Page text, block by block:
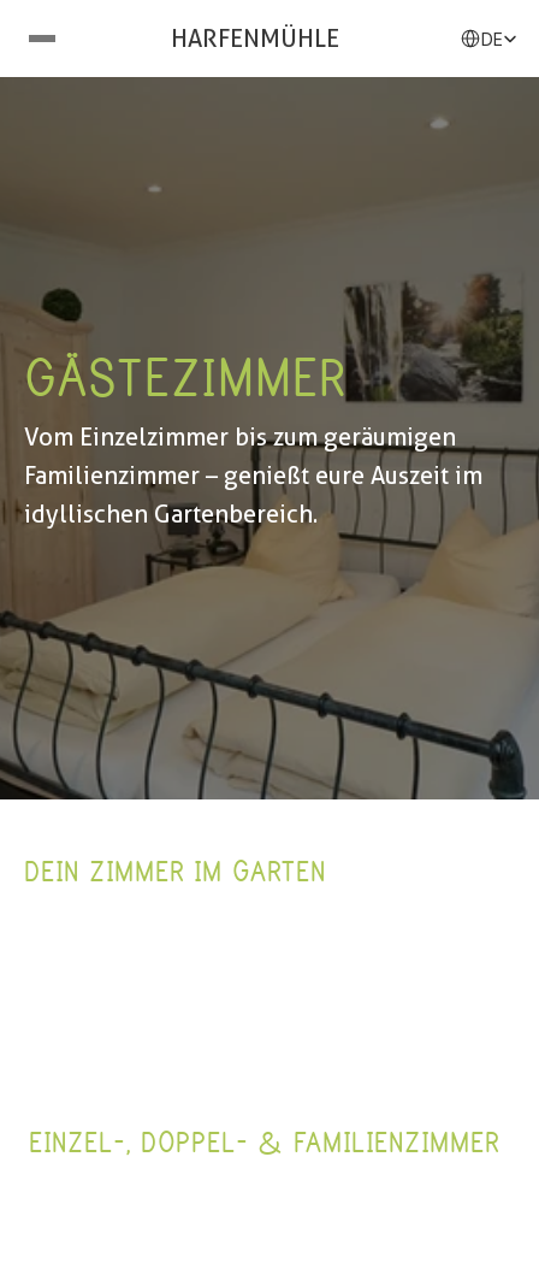
HARFENMÜHLE DE
GÄSTEZIMMER
Vom Einzelzimmer bis zum geräumigen
Familienzimmer – genießt eure Auszeit im
idyllischen Gartenbereich.
DEIN ZIMMER IM GARTEN
EINZEL-, DOPPEL- & FAMILIENZIMMER